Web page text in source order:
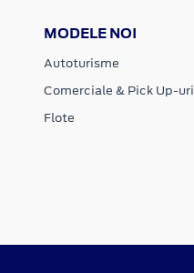
MODELE NOI
Autoturisme
Comerciale & Pick Up-uri
Flote